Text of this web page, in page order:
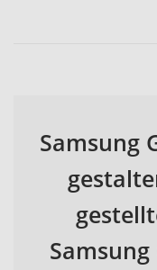
Samsung